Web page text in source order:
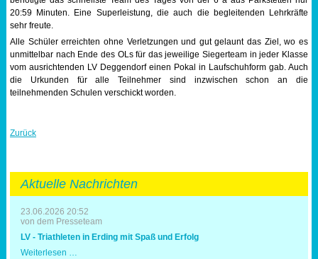
20:59 Minuten. Eine Superleistung, die auch die begleitenden Lehrkräfte
sehr freute.
Alle Schüler erreichten ohne Verletzungen und gut gelaunt das Ziel, wo es
unmittelbar nach Ende des OLs für das jeweilige Siegerteam in jeder Klasse
vom ausrichtenden LV Deggendorf einen Pokal in Laufschuhform gab. Auch
die Urkunden für alle Teilnehmer sind inzwischen schon an die
teilnehmenden Schulen verschickt worden.
Zurück
Aktuelle Nachrichten
23.06.2026 20:52
von dem Presseteam
LV - Triathleten in Erding mit Spaß und Erfolg
Weiterlesen …